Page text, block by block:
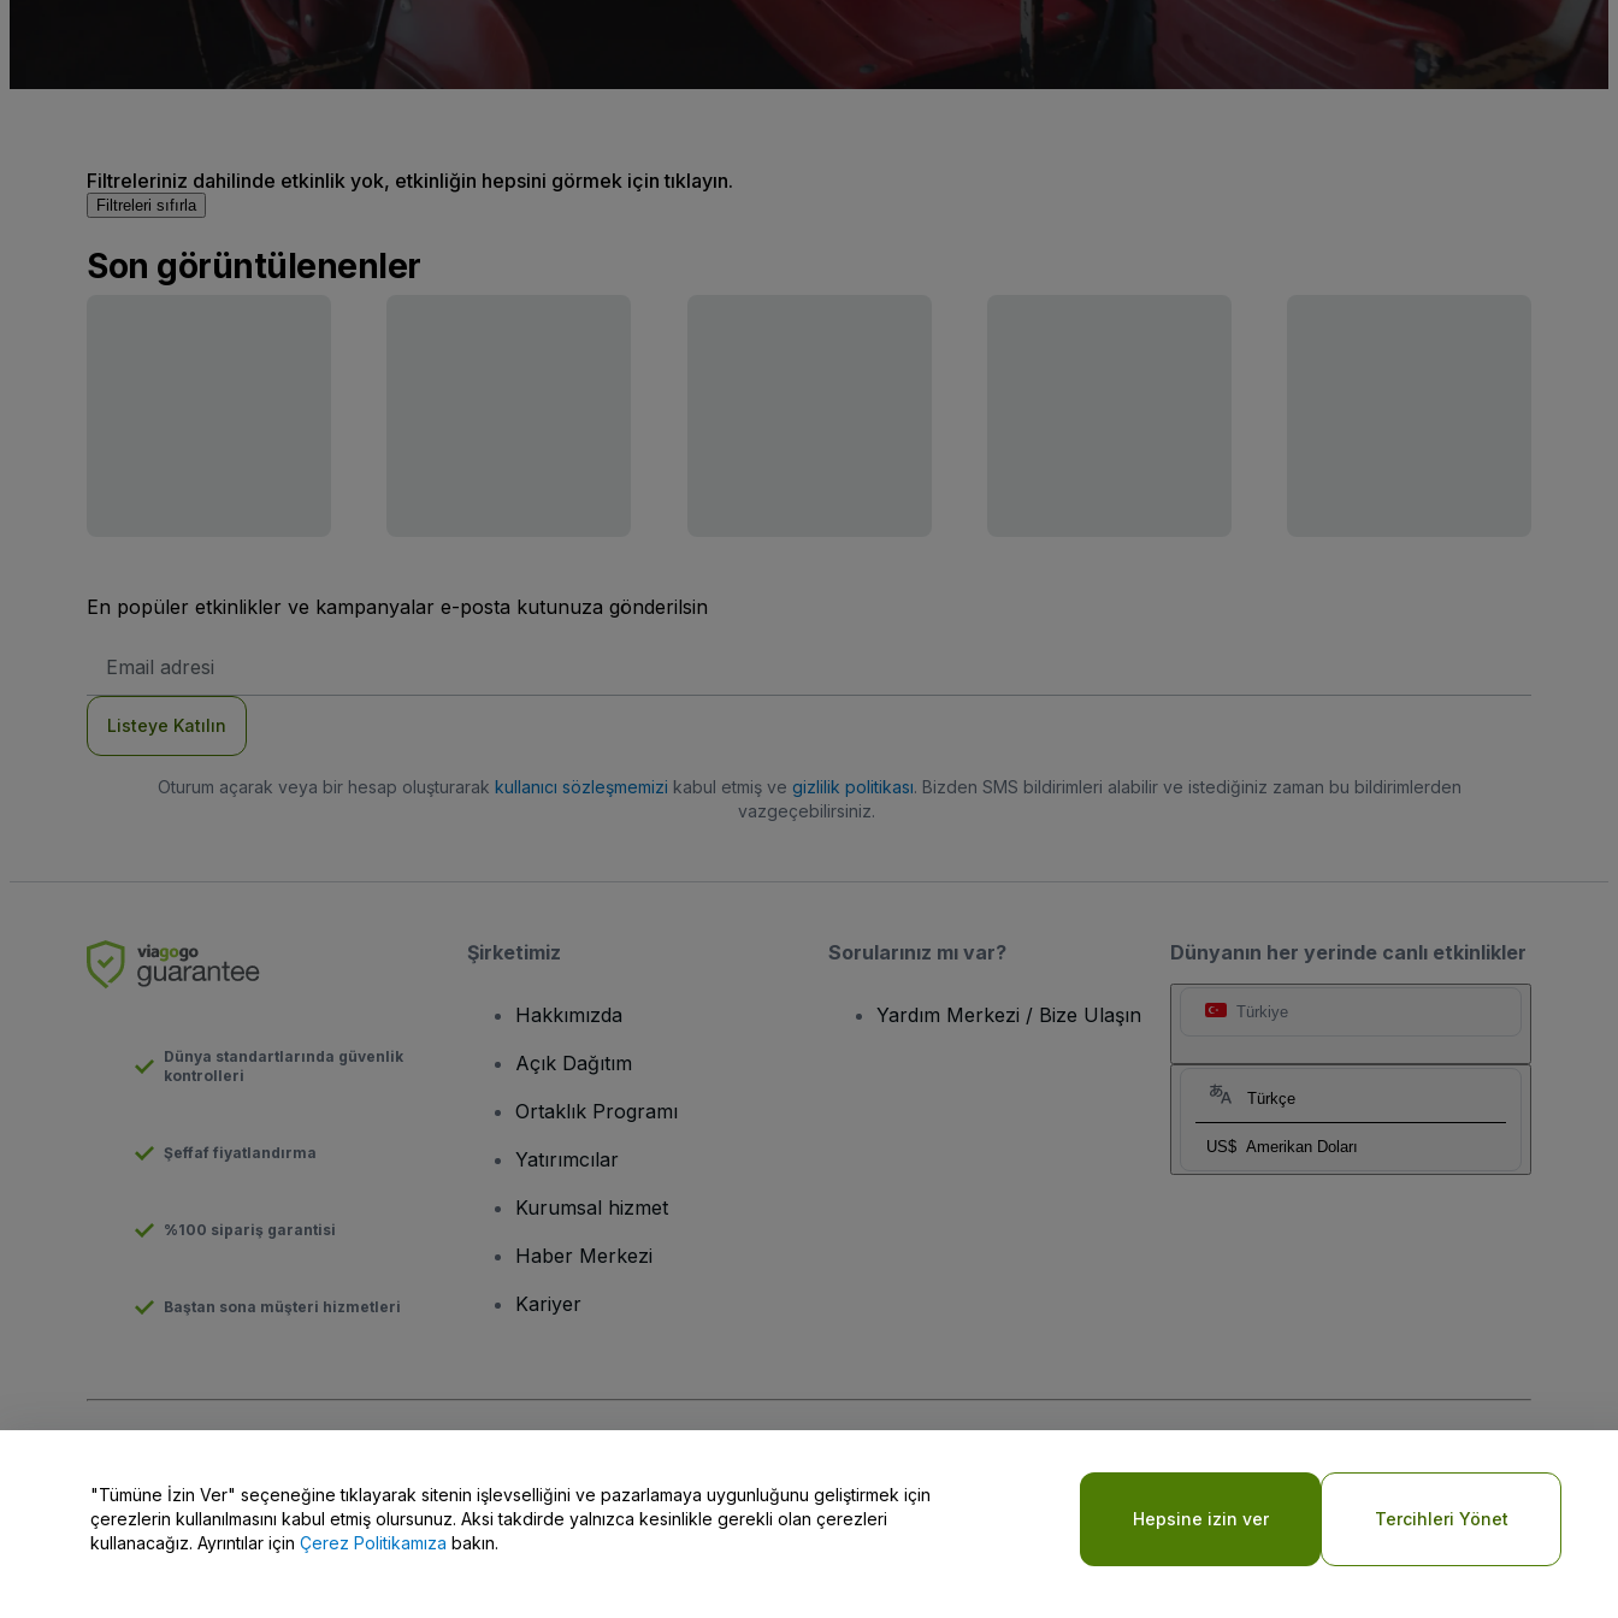
Filtreleriniz dahilinde etkinlik yok, etkinliğin hepsini görmek için tıklayın.
Filtreleri sıfırla
Son görüntülenenler
En popüler etkinlikler ve kampanyalar e-posta kutunuza gönderilsin
posta
Listeye Katılın
Oturum açarak veya bir hesap oluşturarak kullanıcı sözleşmemizi kabul etmiş ve gizlilik politikası. Bizden SMS bildirimleri alabilir ve istediğiniz zaman bu bildirimlerden
vazgeçebilirsiniz.
Dünyanın her yerinde canlı etkinlikler
Türkiye
Türkçe
US$ Amerikan Doları
Dünya standartlarında güvenlik
kontrolleri
Şeffaf fiyatlandırma
%100 sipariş garantisi
Baştan sona müşteri hizmetleri
Şirketimiz
Hakkımızda
Açık Dağıtım
Ortaklık Programı
Yatırımcılar
Kurumsal hizmet
Haber Merkezi
Kariyer
Sorularınız mı var?
Yardım Merkezi / Bize Ulaşın
Kişisel Bilgilerimi Paylaşma/Gizlilik Seçimleriniz
"Tümüne İzin Ver" seçeneğine tıklayarak sitenin işlevselliğini ve pazarlamaya uygunluğunu geliştirmek için
çerezlerin kullanılmasını kabul etmiş olursunuz. Aksi takdirde yalnızca kesinlikle gerekli olan çerezleri
kullanacağız. Ayrıntılar için Çerez Politikamıza bakın.
Hepsine izin ver Tercihleri Yönet